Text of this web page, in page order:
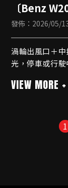
〔Benz
發佈：2026/05/
渦輪出風口＋
光，停車或行
氣氛燈套件
1